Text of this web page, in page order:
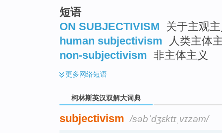
短语
ON SUBJECTIVISM
关于主观
human subjectivism
人类主体
non-subjectivism 非主体主义
更多网络短语
柯林斯英汉双解大词典
subjectivism /səbˈdʒɛktɪˌvɪzəm/